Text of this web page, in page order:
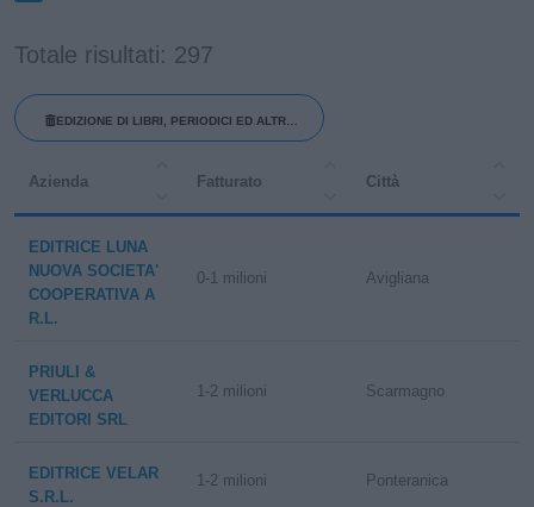
Totale risultati: 297
EDIZIONE DI LIBRI, PERIODICI ED ALTRE
Azienda Fatturato Città
EDITRICE LUNA
NUOVA SOCIETA'
COOPERATIVA A
R.L.
0-1 milioni Avigliana
PRIULI &
VERLUCCA
EDITORI SRL
1-2 milioni Scarmagno
EDITRICE VELAR
S.R.L.
1-2 milioni Ponteranica